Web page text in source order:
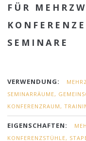
FÜR
SEMINARE
VERWENDUNG:
SEMINARRÄUME,
ONFERENZRAUM,
EIGENSCHAFTEN:
KONFERENZSTÜHLE,